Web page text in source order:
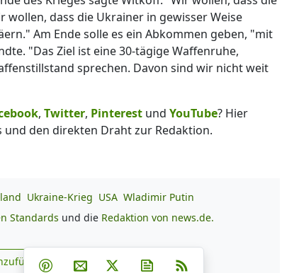
wollen, dass die Ukrainer in gewisser Weise
Am Ende solle es ein Abkommen geben, "mit
"Das Ziel ist eine 30-tägige Waffenruhe,
sprechen. Davon sind wir nicht weit
, Twitter, Pinterest und YouTube? Hier
den direkten Draht zur Redaktion.
Ukraine-Krieg USA Wladimir Putin
Standards und die Redaktion von news.de.
zu Google hinzufügen
Teilen auf Facebook
Teilen auf Whatsapp
Teilen auf Telegram
Teilen auf Pinterest
Per E-Mail teilen
Post auf XNewsletter abonnieren